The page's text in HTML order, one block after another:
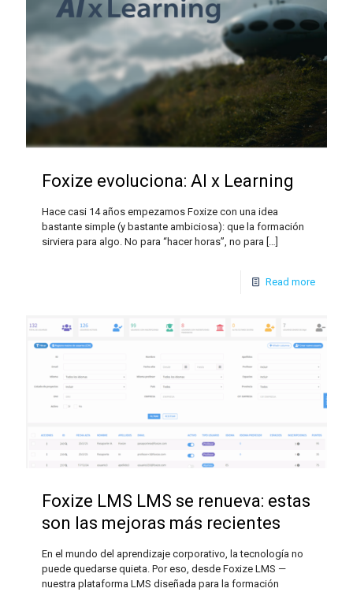
Foxize evoluciona: AI x Learning
Hace casi 14 años empezamos Foxize con una idea
bastante simple (y bastante ambiciosa): que la formación
sirviera para algo. No para “hacer horas”, no para
Read more
Foxize LMS LMS se renueva: estas
son las mejoras más recientes
En el mundo del aprendizaje corporativo, la tecnología no
puede quedarse quieta. Por eso, desde Foxize LMS —
nuestra plataforma LMS diseñada para la formación